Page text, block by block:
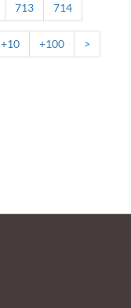
713 714
+10 +100 >